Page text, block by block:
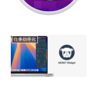
仕事効率化